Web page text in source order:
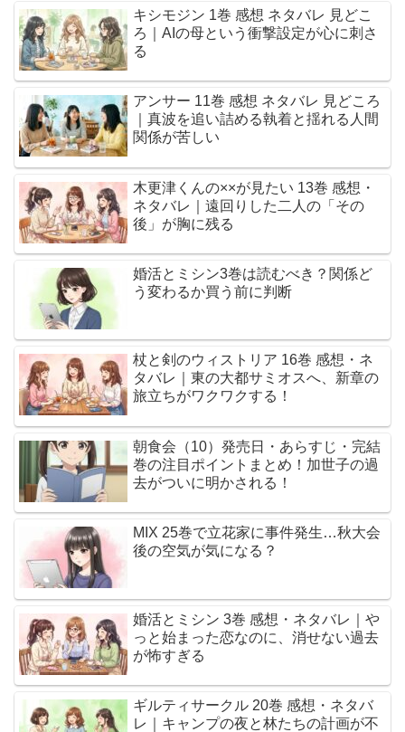
キシモジン 1巻 感想 ネタバレ 見どこ
ろ｜AIの母という衝撃設定が心に刺さ
る
アンサー 11巻 感想 ネタバレ 見どころ
｜真波を追い詰める執着と揺れる人間
関係が苦しい
木更津くんの××が見たい 13巻 感想・
ネタバレ｜遠回りした二人の「その
後」が胸に残る
婚活とミシン3巻は読むべき？関係ど
う変わるか買う前に判断
杖と剣のウィストリア 16巻 感想・ネ
タバレ｜東の大都サミオスへ、新章の
旅立ちがワクワクする！
朝食会（10）発売日・あらすじ・完結
巻の注目ポイントまとめ！加世子の過
去がついに明かされる！
MIX 25巻で立花家に事件発生…秋大会
後の空気が気になる？
婚活とミシン 3巻 感想・ネタバレ｜や
っと始まった恋なのに、消せない過去
が怖すぎる
ギルティサークル 20巻 感想・ネタバ
レ｜キャンプの夜と林たちの計画が不